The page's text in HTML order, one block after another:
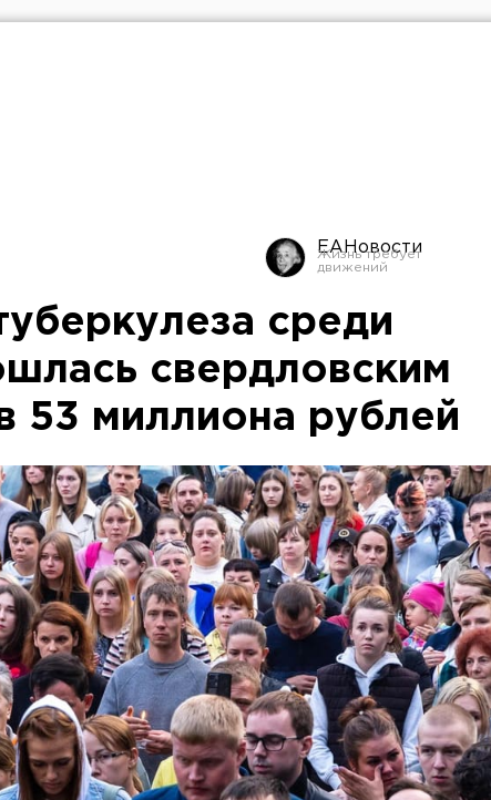
ЕАНовости
среди
свердловским
53 миллиона рублей